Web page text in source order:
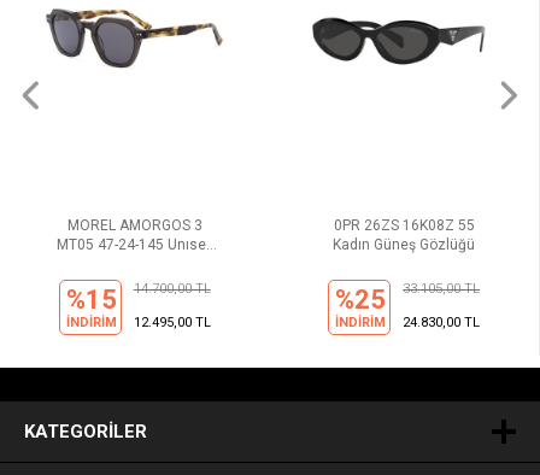
MOREL AMORGOS 3
MT05 47-24-145 Unısex
%15
İNDİRİM
14.700,00 TL
12.495,00 TL
0PR 26ZS 16K08Z 55
Kadın Güneş Gözlüğü
%25
İNDİRİM
33.105,00 TL
24.830,00 TL
KATEGORILER